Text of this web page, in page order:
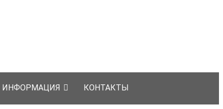
ИНФОРМАЦИЯ КОНТАКТЫ